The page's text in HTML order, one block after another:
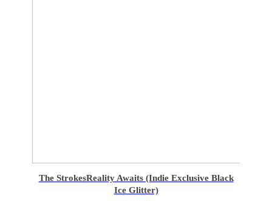
The StrokesReality Awaits (Indie Exclusive Black
Ice Glitter)